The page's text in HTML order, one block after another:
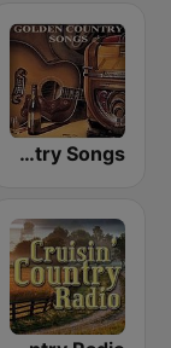
Golden Country Songs